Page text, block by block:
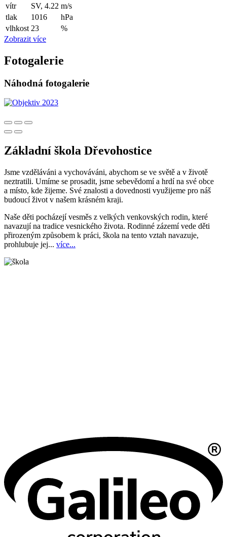
vítr
SV, 4.22 m/s
tlak
1016
hPa
vlhkost 23
%
Zobrazit více
Fotogalerie
Náhodná fotogalerie
Základní škola Dřevohostice
Jsme vzděláváni a vychováváni, abychom se ve světě a v životě
neztratili. Umíme se prosadit, jsme sebevědomí a hrdí na své obce
a místo, kde žijeme. Své znalosti a dovednosti využijeme pro náš
budoucí život v našem krásném kraji.
Naše děti pocházejí vesměs z velkých venkovských rodin, které
navazují na tradice vesnického života. Rodinné zázemí vede děti
přirozeným způsobem k práci, škola na tento vztah navazuje,
prohlubuje jej... více...